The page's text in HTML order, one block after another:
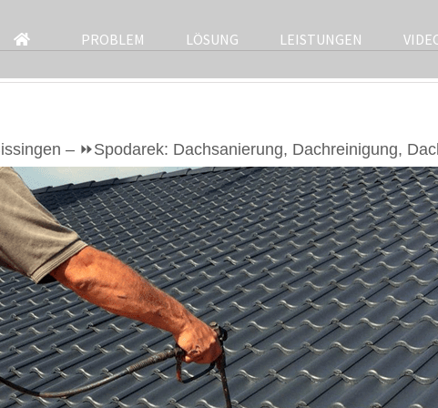
PROBLEM LÖSUNG LEISTUNGEN
– ⏩Spodarek: Dachsanierung, Dachreinigung,